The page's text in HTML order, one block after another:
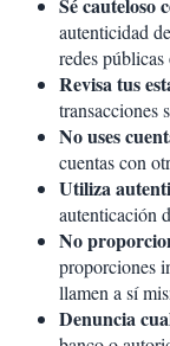
Sé cauteloso
autenticidad
redes
Revisa tus
transacciones
No uses
cuentas con
Utiliza
autenticación
No
proporciones
llamen a sí
Denuncia